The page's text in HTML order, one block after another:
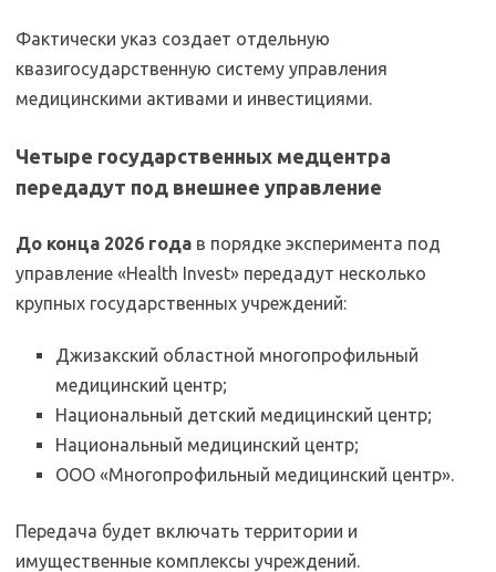
Фактически указ создает отдельную
квазигосударственную систему управления
медицинскими активами и инвестициями.
Четыре государственных медцентра
передадут под внешнее управление
До конца 2026 года в порядке эксперимента под
управление «Health Invest» передадут несколько
крупных государственных учреждений:
Джизакский областной многопрофильный
медицинский центр;
Национальный детский медицинский центр;
Национальный медицинский центр;
ООО «Многопрофильный медицинский центр».
Передача будет включать территории и
имущественные комплексы учреждений.